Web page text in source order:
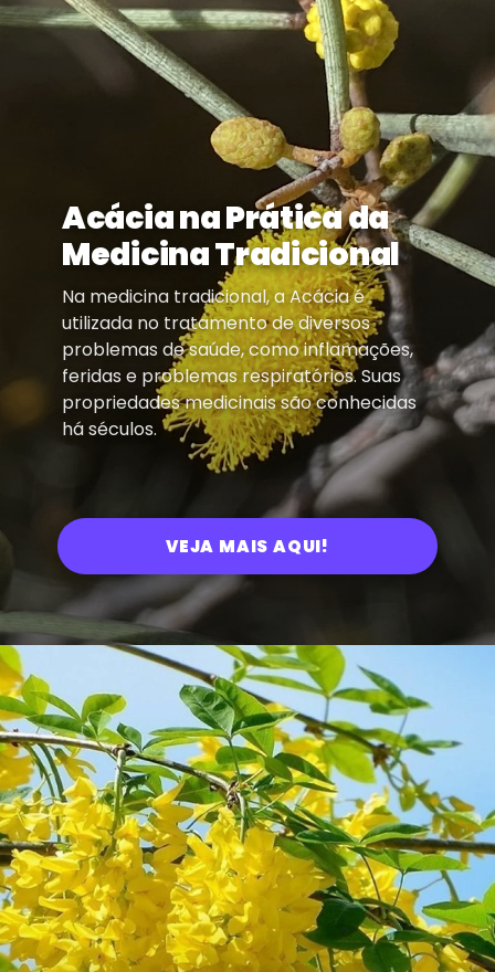
Acácia na Prática da
Medicina Tradicional
Na medicina tradicional, a Acácia é
utilizada no tratamento de diversos
problemas de saúde, como inflamações,
feridas e problemas respiratórios. Suas
propriedades medicinais são conhecidas
há séculos.
VEJA MAIS AQUI!